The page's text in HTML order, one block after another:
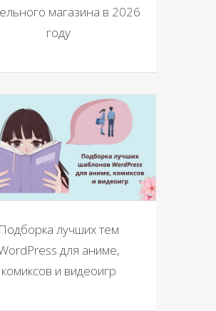
магазина в 2026
году
Подборка лучших тем
для аниме,
комиксов и видеоигр